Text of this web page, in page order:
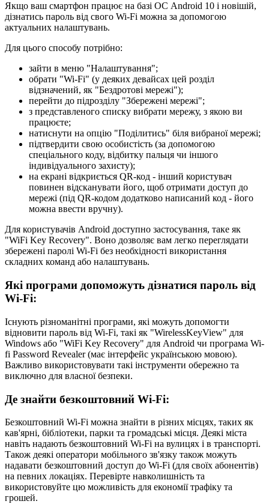
Якщо ваш смартфон працює на базі ОС Android 10 і новішій,
дізнатись пароль від свого Wi-Fi можна за допомогою
актуальних налаштувань.
Для цього способу потрібно:
зайти в меню "Налаштування";
обрати "Wi-Fi" (у деяких девайсах цей розділ
відзначений, як "Бездротові мережі");
перейти до підрозділу "Збережені мережі";
з представленого списку вибрати мережу, з якою ви
працюєте;
натиснути на опцію "Поділитись" біля вибраної мережі;
підтвердити свою особистість (за допомогою
спеціального коду, відбитку пальця чи іншого
індивідуального захисту);
на екрані відкриється QR-код - інший користувач
повинен відсканувати його, щоб отримати доступ до
мережі (під QR-кодом додатково написаний код - його
можна ввести вручну).
Для користувачів Android доступно застосування, таке як
"WiFi Key Recovery". Воно дозволяє вам легко переглядати
збережені паролі Wi-Fi без необхідності використання
складних команд або налаштувань.
Які програми допоможуть дізнатися пароль від
Wi-Fi:
Існують різноманітні програми, які можуть допомогти
відновити пароль від Wi-Fi, такі як "WirelessKeyView" для
Windows або "WiFi Key Recovery" для Android чи програма Wi-
fi Password Revealer (має інтерфейс українською мовою).
Важливо використовувати такі інструменти обережно та
виключно для власної безпеки.
Де знайти безкоштовний Wi-Fi:
Безкоштовний Wi-Fi можна знайти в різних місцях, таких як
кав'ярні, бібліотеки, парки та громадські місця. Деякі міста
навіть надають безкоштовний Wi-Fi на вулицях і в транспорті.
Також деякі оператори мобільного зв'язку також можуть
надавати безкоштовний доступ до Wi-Fi (для своїх абонентів)
на певних локаціях. Перевірте навколишність та
використовуйте цю можливість для економії трафіку та
грошей.